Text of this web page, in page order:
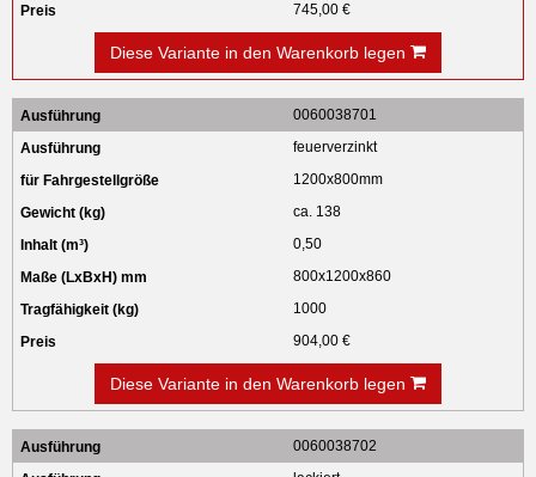
745,00 €
Diese Variante in den Warenkorb legen
0060038701
feuerverzinkt
1200x800mm
ca. 138
0,50
800x1200x860
1000
904,00 €
Diese Variante in den Warenkorb legen
0060038702